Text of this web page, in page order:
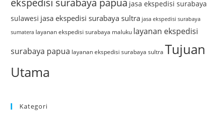
jasa ekspedisi surabaya
sulawesi jasa ekspedisi surabaya sultra jasa ekspedisi surabaya
sumatera layanan ekspedisi surabaya maluku layanan ekspedisi
surabaya papua layanan ekspedisi surabaya sultra Tujuan
Utama
Kategori